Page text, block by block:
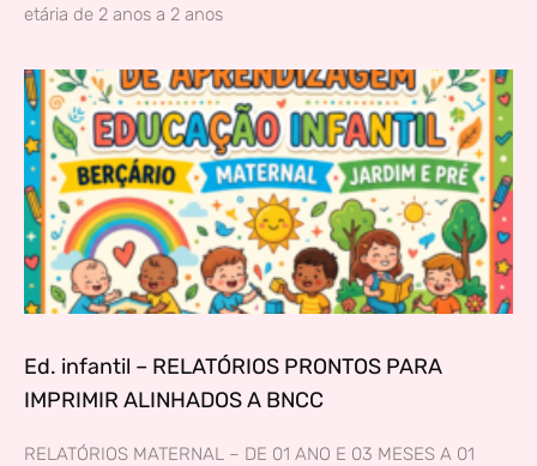
etária de 2 anos a 2 anos
Ed. infantil – RELATÓRIOS PRONTOS PARA
IMPRIMIR ALINHADOS A BNCC
RELATÓRIOS MATERNAL – DE 01 ANO E 03 MESES A 01